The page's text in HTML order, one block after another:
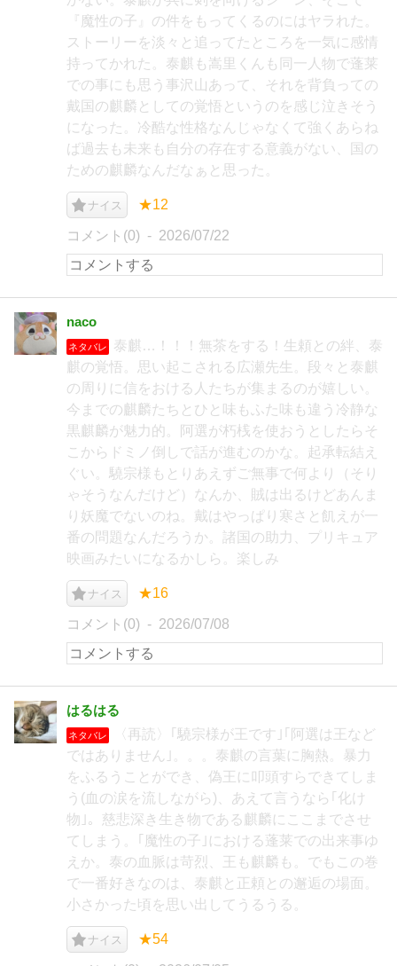
『魔性の子』の件をもってくるのにはヤラれた。
ストーリーを淡々と追ってたところを一気に感情
持ってかれた。泰麒も嵩里くんも同一人物で蓬莱
での事にも思う事沢山あって、それを背負っての
戴国の麒麟としての覚悟というのを感じ泣きそう
になった。冷酷な性格なんじゃなくて強くあらね
ば過去も未来も自分の存在する意義がない、国の
ための麒麟なんだなぁと思った。
ナイス ★12
コメント(0) 2026/07/22
naco
ネタバレ
泰麒…！！！無茶をする！生頼との絆、泰
麒の覚悟。思い起こされる広瀬先生。段々と泰麒
の周りに信をおける人たちが集まるのが嬉しい。
今までの麒麟たちとひと味もふた味も違う冷静な
黒麒麟が魅力的。阿選が朽桟を使おうとしたらそ
こからドミノ倒しで話が進むのかな。起承転結え
ぐい。驍宗様もとりあえずご無事で何より（そり
ゃそうなんだけど）なんか、賊は出るけどあんま
り妖魔でないのね。戴はやっぱり寒さと飢えが一
番の問題なんだろうか。諸国の助力、プリキュア
映画みたいになるかしら。楽しみ
ナイス ★16
コメント(0) 2026/07/08
はるはる
ネタバレ
〈再読〉｢驍宗様が王です｣｢阿選は王など
ではありません｣。。。泰麒の言葉に胸熱。暴力
をふるうことができ、偽王に叩頭すらできてしま
う(血の涙を流しながら)、あえて言うなら｢化け
物｣。慈悲深き生き物である麒麟にここまでさせ
てしまう。｢魔性の子｣における蓬莱での出来事ゆ
えか。泰の血脈は苛烈、王も麒麟も。でもこの巻
で一番好きなのは、泰麒と正頼との邂逅の場面。
小さかった頃を思い出してうるうる。
ナイス ★54